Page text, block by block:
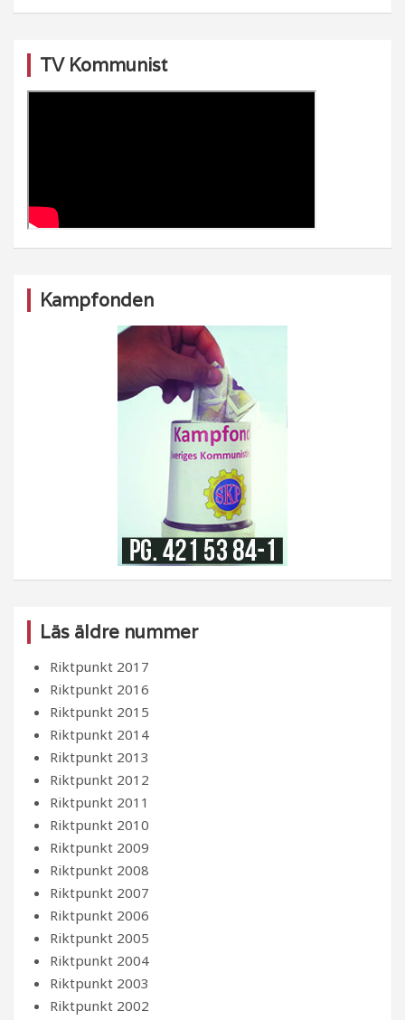
TV Kommunist
Kampfonden
Läs äldre nummer
Riktpunkt 2017
Riktpunkt 2016
Riktpunkt 2015
Riktpunkt 2014
Riktpunkt 2013
Riktpunkt 2012
Riktpunkt 2011
Riktpunkt 2010
Riktpunkt 2009
Riktpunkt 2008
Riktpunkt 2007
Riktpunkt 2006
Riktpunkt 2005
Riktpunkt 2004
Riktpunkt 2003
Riktpunkt 2002